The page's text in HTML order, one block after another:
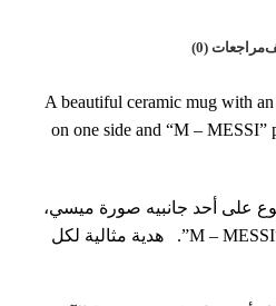
مراجعات (0)
A beautiful ceramic mug with
on one side and “M – MESSI”
على أحد جانبيه صورة ميسي،
وعلى الجانب الآخر عبارة “M – MESSI”. هدية مثالية لكل